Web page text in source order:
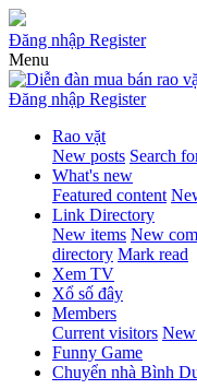
Đăng nhập Register
Menu
Đăng nhập Register
Rao vặt
New posts Search
What's new
Featured content
Link Directory
New items New
directory Mark read
Xem TV
Xổ số đây
Members
Current visitors
Funny Game
Chuyển nhà Bình